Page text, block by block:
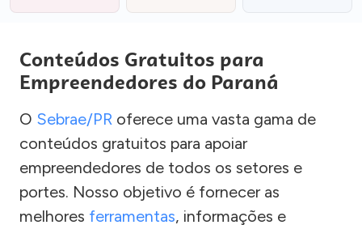
Conteúdos Gratuitos para
Empreendedores do Paraná
O Sebrae/PR oferece uma vasta gama de
conteúdos gratuitos para apoiar
empreendedores de todos os setores e
portes. Nosso objetivo é fornecer as
melhores ferramentas, informações e